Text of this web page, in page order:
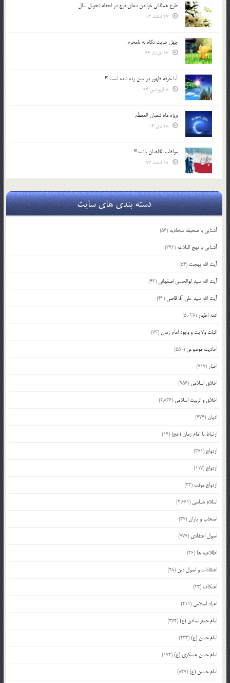
طرح همگانی خواندن دعای فرج در لحظه تحویل سال
چهل حدیث نگاه به نامحرم
آیا جرقه ظهور در یمن زده شده است ؟!
ویژه ماه شعبان المعظّم
مواظب نگاهتان باشید!!!
دسته بندی های سایت
آشنایی با صحیفه سجادیه (56)
آشنایی با نهج البلاغه (392)
آیت الله بهجت (54)
آیت الله سید ابوالحسن اصفهانی (43)
آیت الله سید علی آقا قاضی (42)
ائمه اطهار (5,038)
اثبات ولایت و وجود امام زمان(73)
احادیث موضوعی (550)
اخبار (717)
اخلاق اسلامی (956)
اخلاق و تربیت اسلامی (2,836)
ادیان(474)
ارتباط با امام زمان (عج)(14)
ازدواج (371)
ازدواج (117)
ازدواج موقت (32)
اسلام شناسی (2,661)
اصحاب و یاران(37)
اصول اعتقادی (777)
اطلاعیه ها (26)
اعتقادات و اصول دین (28)
اعتکاف (43)
اعیاد اسلامی (211)
امام جعفر صادق (ع)(372)
امام حسن (ع)(233)
امام حسن عسکری (ع)(172)
امام حسین (ع)(847)